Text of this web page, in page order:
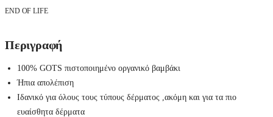
END OF LIFE
Περιγραφή
100% GOTS πιστοποιημένο οργανικό βαμβάκι
Ήπια απολέπιση
Ιδανικό για όλους τους τύπους δέρματος ,ακόμη και για τα πιο
ευαίσθητα δέρματα